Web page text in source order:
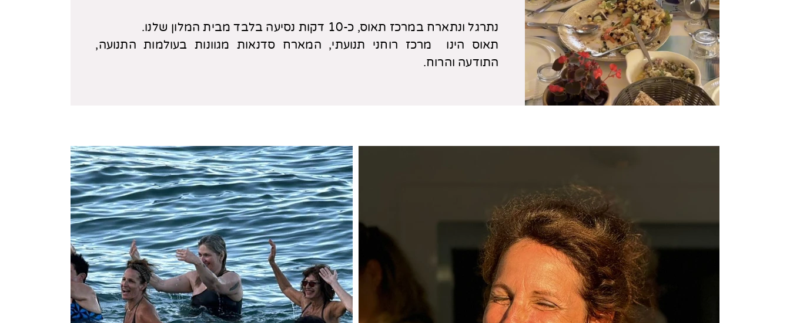
נתרגל ונתארח במרכז תאוס, כ-10 דקות נסיעה בלבד מבית המלון שלנו.
תאוס הינו מרכז רוחני תנועתי, המארח סדנאות מגוונות בעולמות התנועה,
התודעה והרוח.